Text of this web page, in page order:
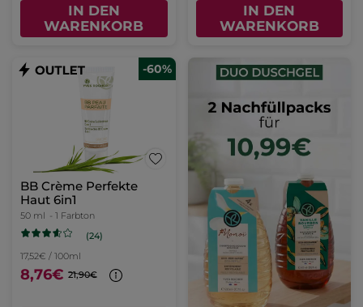
IN DEN
WARENKORB
IN DEN
WARENKORB
-60%
BB Crème Perfekte
Haut 6in1
50 ml - 1 Farbton
(24)
17,52€ / 100ml
8,76€ 21,90€